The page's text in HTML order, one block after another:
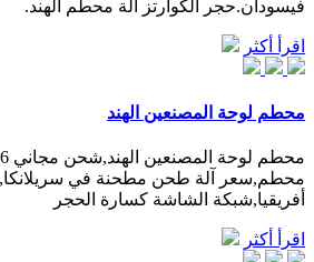
فيسودان.حجر الكوارتز آلة محطم الهند.
اقرأ أكثر
محطم لوحة المصنعين الهند
محطم,سعر آلة طحن مطحنة في
أفريقيا,شبكة الشاشة كسارة الحجر
اقرأ أكثر